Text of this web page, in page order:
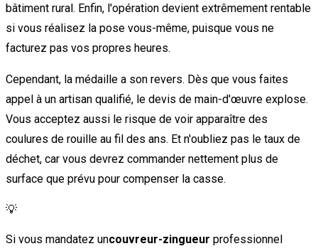
bâtiment rural. Enfin, l'opération devient extrêmement rentable
si vous réalisez la pose vous-même, puisque vous ne
facturez pas vos propres heures.
Cependant, la médaille a son revers. Dès que vous faites
appel à un artisan qualifié, le devis de main-d'œuvre explose.
Vous acceptez aussi le risque de voir apparaître des
coulures de rouille au fil des ans. Et n'oubliez pas le taux de
déchet, car vous devrez commander nettement plus de
surface que prévu pour compenser la casse.
💡
Si vous mandatez uncouvreur-zingueur professionnel